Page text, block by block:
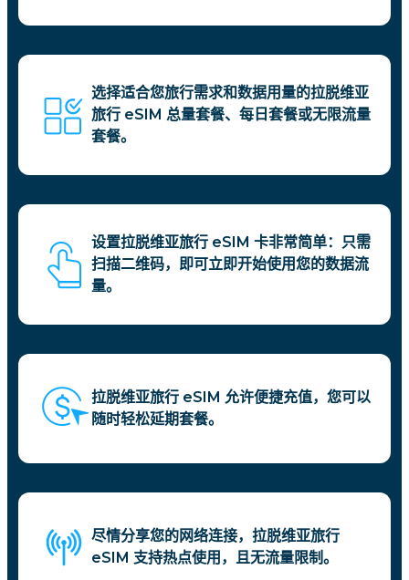
选择适合您旅行需求和数据用量的拉脱维亚
旅行 eSIM 总量套餐、每日套餐或无限流量
套餐。
设置拉脱维亚旅行 eSIM 卡非常简单：只需
扫描二维码，即可立即开始使用您的数据流
量。
拉脱维亚旅行 eSIM 允许便捷充值，您可以
随时轻松延期套餐。
尽情分享您的网络连接，拉脱维亚旅行
eSIM 支持热点使用，且无流量限制。